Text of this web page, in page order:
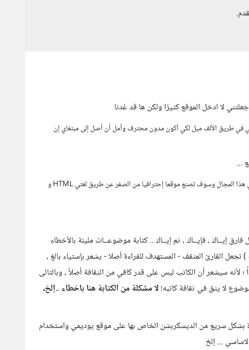
لا ادخل الموقع كثيرًا ولكن ها قد عُدنا
في طريق الألف ميل لكي أكون مدون محترف وآمل أن أصل إلى مبتغاي إن
...
كما في الدورة أعلاه هذه الدورة موجهة للمبتدئين في هذا المجال وسوف تصنع موقعا إحترافيا من الصفر عن طريق لغتي HTML و
إيــاك ، فإيــاك ، ثم إيــاك .. كتابة موضوعــات مليئة بالأخطاء
) تجعل القارئ المثقف - المستهدف للقراءة أصلا - يشعر بإستياء بالغ ،
؛ لأنه سيشعر أن الكاتب ليس على قدر كافي من الثقافة أصلاً ، وبالتالى
لا يثق في ثقافة كاتبه!لا مشكلة من الكتابة هنا باخطاء ..إلخ،
بشكل سريع من الديسكربشن الخاص بها على موقع يوديمي واستخدام
... إلخ